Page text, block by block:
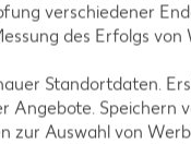
verschiedener
des Erfolgs
Standortdaten.
Angebote.
zur Auswahl von